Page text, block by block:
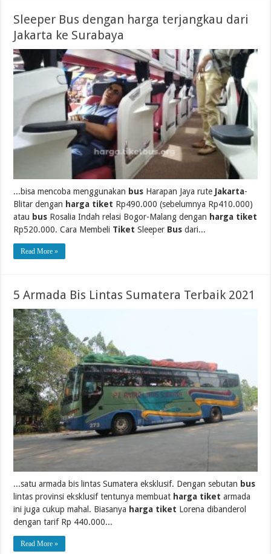
Sleeper Bus dengan harga terjangkau dari
Jakarta ke Surabaya
...bisa mencoba menggunakan bus Harapan Jaya rute Jakarta-
Blitar dengan harga tiket Rp490.000 (sebelumnya Rp410.000)
atau bus Rosalia Indah relasi Bogor-Malang dengan harga tiket
Rp520.000. Cara Membeli Tiket Sleeper Bus dari...
Read More »
5 Armada Bis Lintas Sumatera Terbaik 2021
...satu armada bis lintas Sumatera eksklusif. Dengan sebutan bus
lintas provinsi eksklusif tentunya membuat harga tiket armada
ini juga cukup mahal. Biasanya harga tiket Lorena dibanderol
dengan tarif Rp 440.000...
Read More »